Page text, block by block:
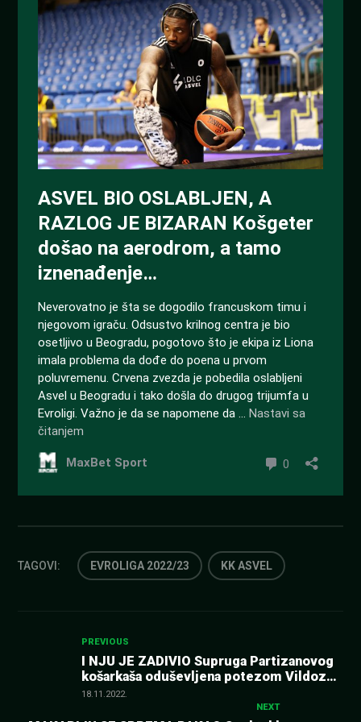
TAGOVI: EVROLIGA 2022/23 KK ASVEL
Kretanje
članka
PREVIOUS
I NJU JE ZADIVIO Supruga Partizanovog
košarkaša oduševljena potezom Vildoze
(VIDEO)
18.11.2022.
NEXT